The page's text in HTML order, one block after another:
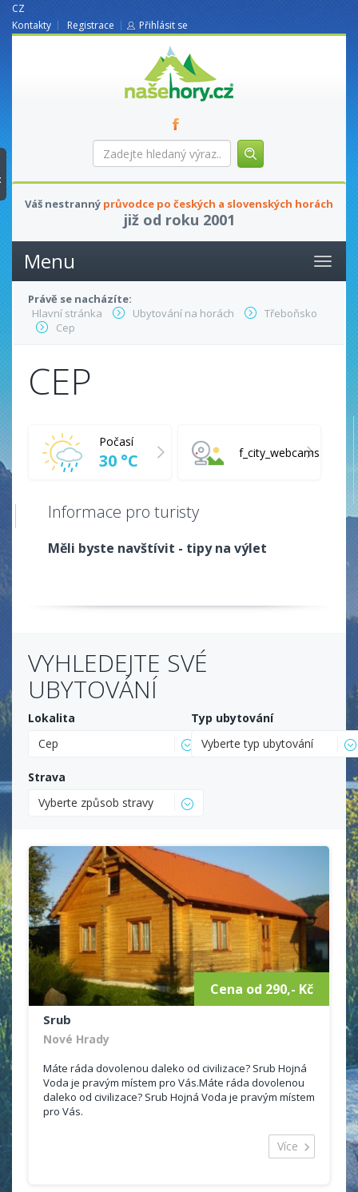
CZ
Kontakty
Registrace Přihlásit se
nasehory.cz
Zadejte
hledaný
Váš nestranný průvodce po českých a slovenských horách
již od roku 2001
Menu
Právě se nacházíte:
Hlavní stránka
Ubytování na horách
Třeboňsko
Cep
CEP
Počasí
30 °C f_city_webcams
Informace pro turisty
Měli byste navštívit - tipy na výlet
VYHLEDEJTE SVÉ
UBYTOVÁNÍ
Lokalita
Cep
Typ ubytování
Vyberte typ ubytování
Strava
Vyberte způsob stravy
Cena od 290,- Kč
Srub
Nové Hrady
Máte ráda dovolenou daleko od civilizace? Srub Hojná
Voda je pravým místem pro Vás.Máte ráda dovolenou
daleko od civilizace? Srub Hojná Voda je pravým místem
pro Vás.
Srub je vhodný pro rodinu s dětmi, či skupinu lidí.
Více